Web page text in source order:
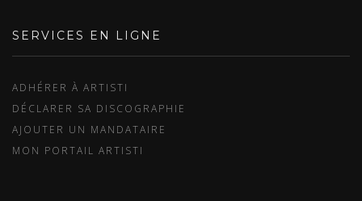
SERVICES EN LIGNE
ADHÉRER À ARTISTI
DÉCLARER SA DISCOGRAPHIE
AJOUTER UN MANDATAIRE
MON PORTAIL ARTISTI